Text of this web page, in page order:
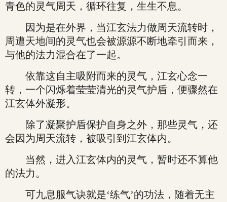
青色的灵气周天，循环往复，生生不息。
因为是在外界，当江玄法力做周天流转时，
周遭天地间的灵气也会被源源不断地牵引而来，
与他的法力混合在了一起。
依靠这自主吸附而来的灵气，江玄心念一
转，一个闪烁着莹莹清光的灵气护盾，便骤然在
江玄体外凝形。
除了凝聚护盾保护自身之外，那些灵气，还
会因为周天流转，被吸引到江玄体内。
当然，进入江玄体内的灵气，暂时还不算他
的法力。
可九息服气诀就是‘练气’的功法，随着无主